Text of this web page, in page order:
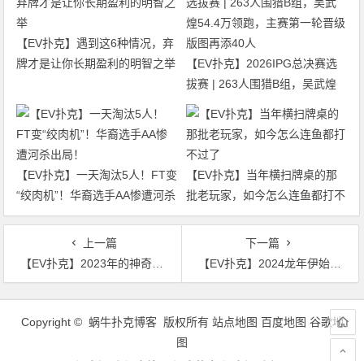
【EV扑克】遇到这6种情况，弃
牌才是让你长期盈利的明智之举
【EV扑克】2026IPG总决赛选
拔赛 | 263人围猎B组，吴武煌
54.4万领跑，主赛第一轮晋级版
【EV扑克】一天淘汰5人！FT变
“绞肉机”！华裔选手AA惨遭河杀
出局！
【EV扑克】当年横扫牌桌的那
批老玩家，如今怎么连鱼都打不
过了
上一篇
【EV扑克】2023年的神奇时刻 | 丹牛在帮助下一代方面发挥了自己的作用
下一篇
【EV扑克】2024龙年伊始，陆智脱颖而出荣获首届南湾杯主赛冠军，汕头南湾杯系列赛圆满落幕！
文
Copyright © 蜗牛扑克博客 版权所有 站点地图 百度地图 谷歌地
图